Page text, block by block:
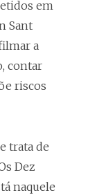
em
Sant
a
contar
riscos
trata de
Dez
naquele